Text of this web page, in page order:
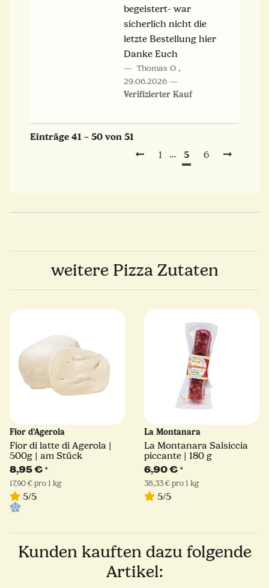
begeistert- war
sicherlich nicht die
letzte Bestellung hier
Danke Euch
Thomas O ,
29.06.2026
Verifizierter Kauf
Einträge 41 – 50 von 51
1 … 5 6
weitere Pizza Zutaten
Fior d'Agerola
Fior di latte di Agerola |
500g | am Stück
8,95 €*
17,90 € pro 1 kg
5/5
La Montanara
La Montanara Salsiccia
piccante | 180 g
6,90 €*
38,33 € pro 1 kg
5/5
Kunden kauften dazu folgende
Artikel: